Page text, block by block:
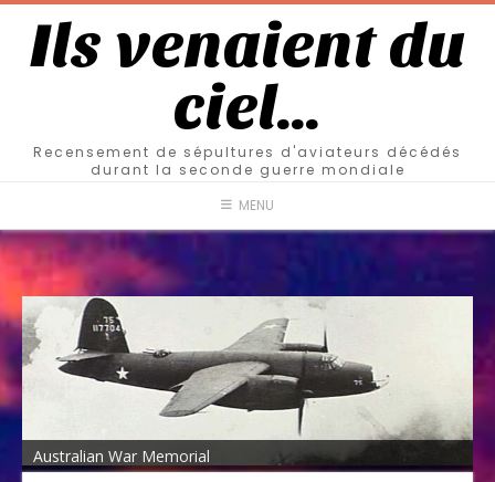
Ils venaient du
ciel…
Recensement de sépultures d'aviateurs décédés
durant la seconde guerre mondiale
MENU
Australian War Memorial